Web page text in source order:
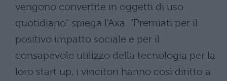
vengono convertite in oggetti di uso
quotidiano" spiega l'Axa "Premiati per il
positivo impatto sociale e per il
consapevole utilizzo della tecnologia per la
loro start up, i vincitori hanno così diritto a